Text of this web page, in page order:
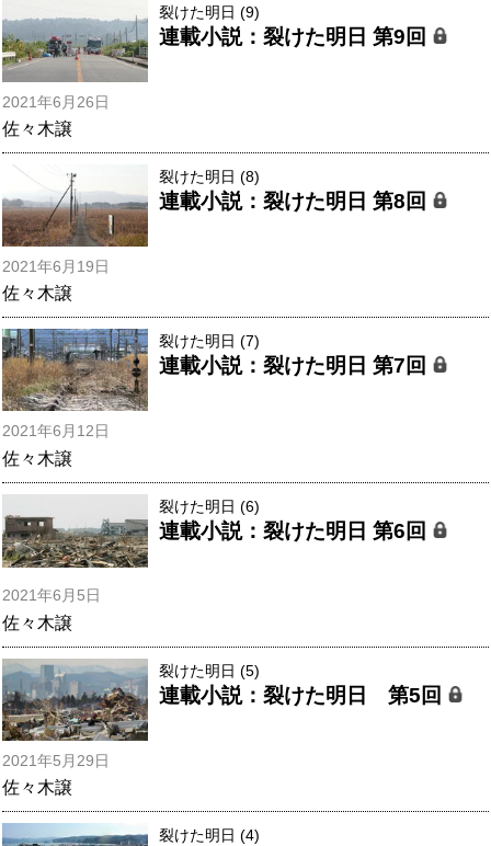
裂けた明日 (9)
連載小説：裂けた明日 第9回
2021年6月26日
佐々木譲
裂けた明日 (8)
連載小説：裂けた明日 第8回
2021年6月19日
佐々木譲
裂けた明日 (7)
連載小説：裂けた明日 第7回
2021年6月12日
佐々木譲
裂けた明日 (6)
連載小説：裂けた明日 第6回
2021年6月5日
佐々木譲
裂けた明日 (5)
連載小説：裂けた明日 第5回
2021年5月29日
佐々木譲
裂けた明日 (4)